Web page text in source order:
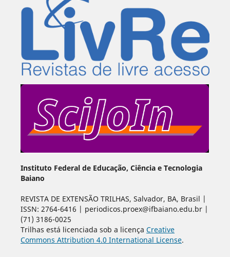
Instituto Federal de Educação, Ciência e Tecnologia
Baiano
REVISTA DE EXTENSÃO TRILHAS, Salvador, BA, Brasil |
ISSN: 2764-6416 | periodicos.proex@ifbaiano.edu.br |
(71) 3186-0025
Trilhas está licenciada sob a licença Creative
Commons Attribution 4.0 International License.